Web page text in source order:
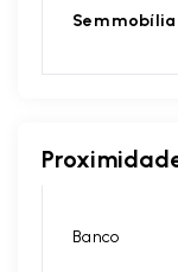
Sem mobília
Banco